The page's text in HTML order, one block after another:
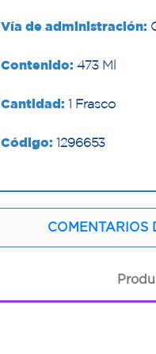
Vía de administración:
Contenido: 473 Ml
Cantidad: 1 Frasco
Código: 1296653
COMENTARIOS